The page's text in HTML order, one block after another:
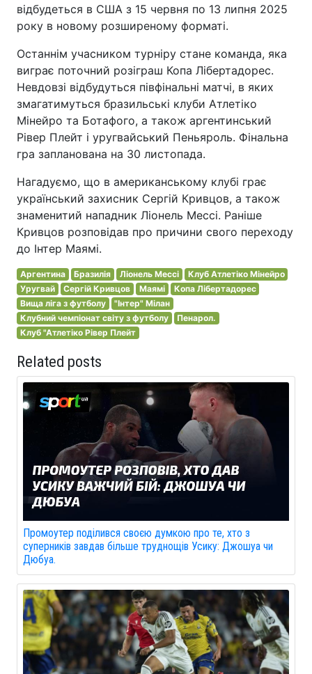
відбудеться в США з 15 червня по 13 липня 2025
року в новому розширеному форматі.
Останнім учасником турніру стане команда, яка
виграє поточний розіграш Копа Лібертадорес.
Невдовзі відбудуться півфінальні матчі, в яких
змагатимуться бразильські клуби Атлетіко
Мінейро та Ботафого, а також аргентинський
Рівер Плейт і уругвайський Пеньяроль. Фінальна
гра запланована на 30 листопада.
Нагадуємо, що в американському клубі грає
український захисник Сергій Кривцов, а також
знаменитий нападник Ліонель Мессі. Раніше
Кривцов розповідав про причини свого переходу
до Інтер Маямі.
Аргентина Бразилія Ліонель Мессі
Клуб Атлетіко Мінейро
Уругвай
Сергій Кривцов Маямі
Копа Лібертадорес
Вища ліга з футболу
"Інтер" Мілан
Клубний чемпіонат світу з футболу
Пенарол.
Клуб "Атлетіко Рівер Плейт
Related posts
Промоутер поділився своєю думкою про те, хто з
суперників завдав більше труднощів Усику: Джошуа чи
Дюбуа.